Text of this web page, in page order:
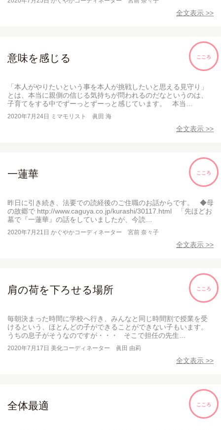
全文表示 >>
こころ
意味を感じる
「本人がやりたいという事を本人が挑戦したいと思える見守り」
とは、本当に親側の信じる気持ちが問われるのだなというのは、
子育てをする中でずーっとずーっと感じています。 本当…
2020年7月24日 ミマモリスト 眞田 海
全文表示 >>
こころ
一蓮華
昨日に引き続き、法要での読経後のご住職のお話からです。 ◆母
の故郷で http://www.caguya.co.jp/kurashi/30117.html 「先ほどお
墓で『一蓮華』の話をしていましたが、今読…
2020年7月21日 かぐやかコーディネーター 宮前 奈々子
全文表示 >>
こころ
肩の荷を下ろせる場所
毎朝決まった時間に学校へ行き、みんなと同じ時間割で授業を受
けるという、ほとんどの子ができることができない子もいます。
うちの息子がそうなのですが・・・ そこで担任の先生…
2020年7月17日 美化コーディネーター 眞田 由莉
全文表示 >>
こころ
全体最適